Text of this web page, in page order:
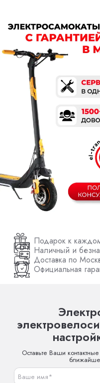
Подарок к
Наличный и
Доставка по
Официальная
Оставьте Ваши